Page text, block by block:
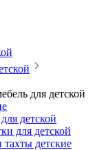
для детской
детской
для детской
детские